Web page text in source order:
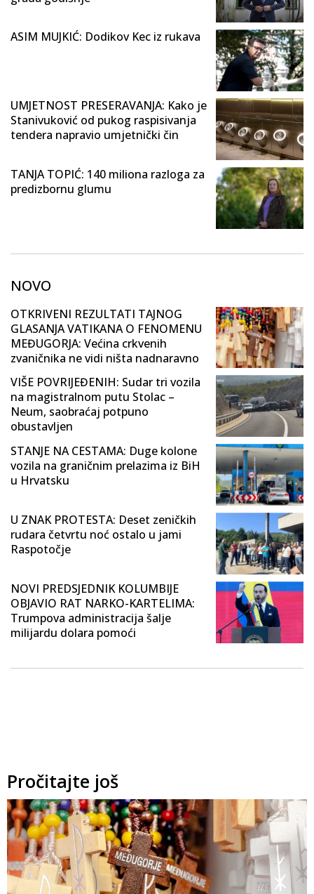
ASIM MUJKIĆ: Dodikov Kec iz rukava
UMJETNOST PRESERAVANJA: Kako je
Stanivuković od pukog raspisivanja
tendera napravio umjetnički čin
TANJA TOPIĆ: 140 miliona razloga za
predizbornu glumu
NOVO
OTKRIVENI REZULTATI TAJNOG
GLASANJA VATIKANA O FENOMENU
MEĐUGORJA: Većina crkvenih
zvaničnika ne vidi ništa nadnaravno
VIŠE POVRIJEĐENIH: Sudar tri vozila
na magistralnom putu Stolac –
Neum, saobraćaj potpuno
obustavljen
STANJE NA CESTAMA: Duge kolone
vozila na graničnim prelazima iz BiH
u Hrvatsku
U ZNAK PROTESTA: Deset zeničkih
rudara četvrtu noć ostalo u jami
Raspotočje
NOVI PREDSJEDNIK KOLUMBIJE
OBJAVIO RAT NARKO-KARTELIMA:
Trumpova administracija šalje
milijardu dolara pomoći
Pročitajte još